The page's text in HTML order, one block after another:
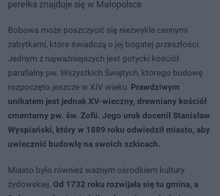
perełka znajduje się w Małopolsce
Bobowa może poszczycić się niezwykle cennymi
zabytkami, które świadczą o jej bogatej przeszłości.
Jednym z najważniejszych jest gotycki kościół
parafialny pw. Wszystkich Świętych, którego budowę
rozpoczęto jeszcze w XIV wieku. Prawdziwym
unikatem jest jednak XV-wieczny, drewniany kościół
cmentarny pw. św. Zofii. Jego urok docenił Stanisław
Wyspiański, który w 1889 roku odwiedził miasto, aby
uwiecznić budowlę na swoich szkicach.
Miasto było również ważnym ośrodkiem kultury
żydowskiej. Od 1732 roku rozwijała się tu gmina, a